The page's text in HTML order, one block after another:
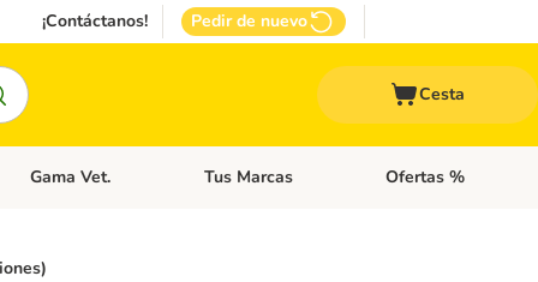
¡Contáctanos! Pedir de nuevo
Cesta
Gatos
Menú de categoria abierto: Otros Animales
Gama Vet. Menú de categoria abierto: Gama Vet.
Tus Marcas Menú de categoria
Ofertas %